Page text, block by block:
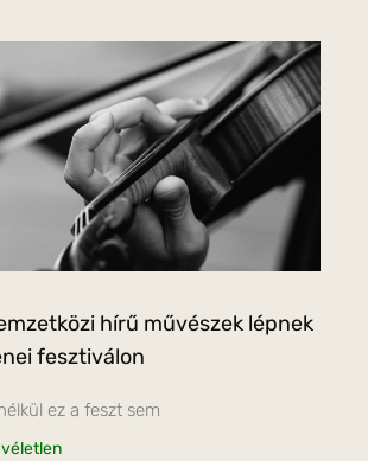
hírű művészek lépnek
fesztiválon
ez a feszt sem